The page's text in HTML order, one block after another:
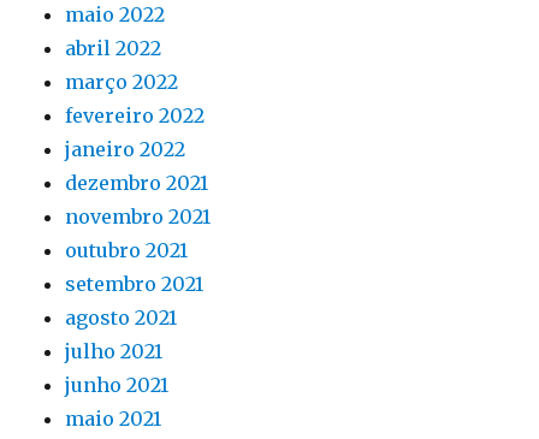
maio 2022
abril 2022
março 2022
fevereiro 2022
janeiro 2022
dezembro 2021
novembro 2021
outubro 2021
setembro 2021
agosto 2021
julho 2021
junho 2021
maio 2021